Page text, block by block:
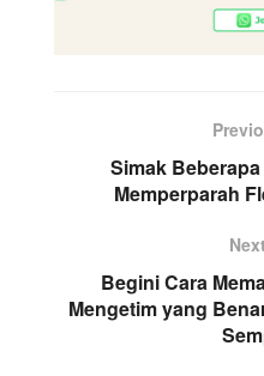
Simak
Memperparah
Begini Cara
Mengetim yang